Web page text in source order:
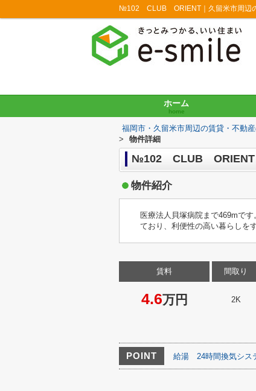
№102 CLUB ORIENT｜久留米市周辺
ホーム
home
福岡市・久留米市周辺の賃貸・不動
>
物件詳細
№102 CLUB ORIENT
物件紹介
医療法人貝塚病院まで469mで
ており、利便性の高い暮らしを
賃料
4.6万円
間取り
2K
POINT 給湯 24時間換気シス